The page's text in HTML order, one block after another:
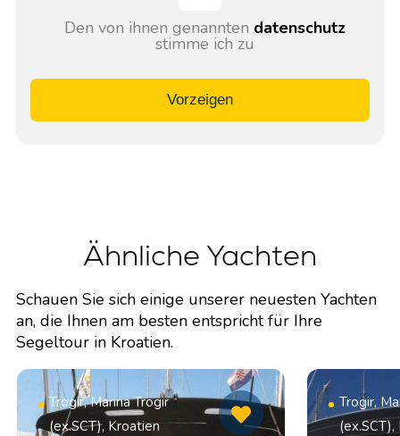
Den von ihnen genannten datenschutz
stimme ich zu
Vorzeigen
Ähnliche Yachten
Schauen Sie sich einige unserer neuesten Yachten
an, die Ihnen am besten entspricht für Ihre
Segeltour in Kroatien.
Trogir, Marina Trogir
(ex.SCT), Kroatien
Trogir,